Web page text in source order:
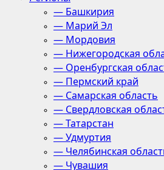
— Башкирия
— Марий Эл
— Мордовия
— Нижегородская
— Оренбургская
— Пермский край
— Самарская область
— Свердловская
— Татарстан
— Удмуртия
— Челябинская
— Чувашия